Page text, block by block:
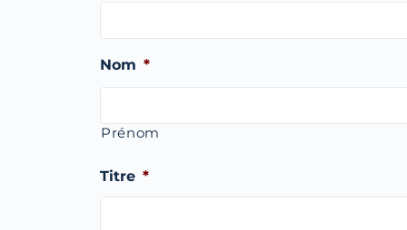
Nom *
Prénom
Titre *